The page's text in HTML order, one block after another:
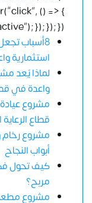
() => {
}); }); });
8أسباب
استثمارية
لماذا يُعد
واعدة في
مشروع
قطاع
مشروع رخام
أبواب النجاح
كيف تحول
مربح؟
مشروع